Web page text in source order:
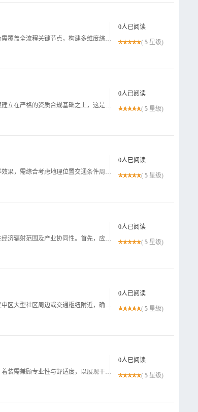
保险公司理赔服务评价手册一理赔服务评价体系框架一评价维度设定保险公司理赔服务评价需覆盖全流程关键节点，构建多维度综合评价体系，确保评价结果全面反映服务质量。核心评价维度包括以下五个方面：理赔时效：衡量保险公司从报案到赔款支付的整体效率，是客
0人已阅读
( 5 星级)
保险公估机构评价手册一保险公估机构基础能力评价一资质合规性保险公估机构的运营必须建立在严格的资质合规基础之上，这是其开展业务的首要前提。首先，机构需具备由保险监督管理机构颁发的经营保险公估业务许可证，且许可证在有效期内，同时要确保许可证上的
0人已阅读
( 5 星级)
保鲜库建设标准一保鲜库的选址与规划一选址原则保鲜库的选址直接影响其运营成本和保鲜效果，需综合考虑地理位置交通条件周边环境等因素。首先，应选择地质条件稳定的区域，避免在地震带滑坡区或地下水位过高的地方建设，防止因地基沉降或积水导致库体结构损坏
0人已阅读
( 5 星级)
保税区建设标准一选址与规划布局标准一地理位置要求保税区的选址需综合考虑交通便利性经济辐射范围及产业协同性。首先，应临近国际枢纽港口航空港或铁路货运枢纽，确保货物能够快速集散。例如，上海外高桥保税区紧邻上海港，依托港口的强大吞吐能力，实现了与
0人已阅读
( 5 星级)
保龄球馆建设标准一场地选址与规划布局标准一选址要求地理位置：应优先选择城市商业集中区大型社区周边或交通枢纽附近，确保周边10公里范围内覆盖至少20万常住人口，且区域内人均可支配收入不低于当地城市平均水平的1.2倍。交通便利性方面，需距离地铁
0人已阅读
( 5 星级)
保理行业业务经理形象规范一职业着装规范一日常办公着装保理行业业务经理日常办公时，着装需兼顾专业性与舒适度，以展现干练稳重的职业气质。男性业务经理可选择深色系西装套装，如藏蓝色深灰色，搭配白色或浅蓝色纯色衬衫，衬衫领口要保持挺括，袖口长度以露
0人已阅读
( 5 星级)